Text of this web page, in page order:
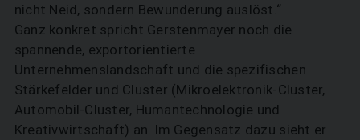
nicht Neid, sondern Bewunderung auslöst.“
Ganz konkret spricht Gerstenmayer noch die
spannende, exportorientierte
Unternehmenslandschaft und die spezifischen
Stärkefelder und Cluster (Mikroelektronik-Cluster,
Automobil-Cluster, Humantechnologie und
Kreativwirtschaft) an. Im Gegensatz dazu sieht er